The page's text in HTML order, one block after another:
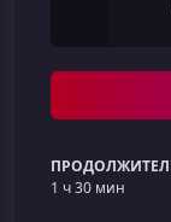
1 ч 30 мин